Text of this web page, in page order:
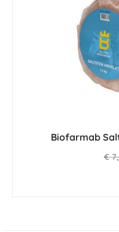
Biofarmab
€